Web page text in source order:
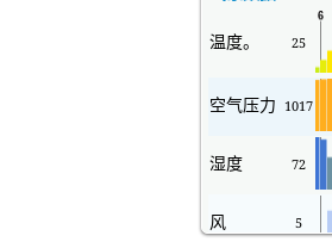
温度。 25
空气压力 1017
湿度 72
风 5